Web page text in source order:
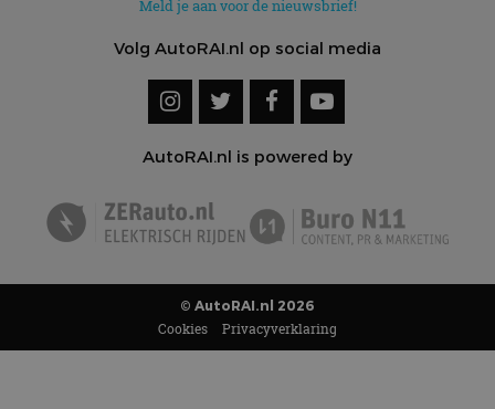
Meld je aan voor de nieuwsbrief!
Volg AutoRAI.nl op social media
AutoRAI.nl is powered by
© AutoRAI.nl 2026
Cookies Privacyverklaring